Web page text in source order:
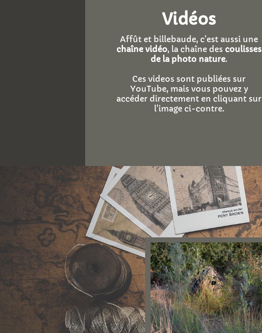
Vidéos
Affût et billebaude, c'est aussi une
chaîne vidéo, la chaîne des coulisses
de la photo nature.
Ces videos sont publiées sur
YouTube, mais vous pouvez y
accéder directement en cliquant sur
l'image ci-contre.